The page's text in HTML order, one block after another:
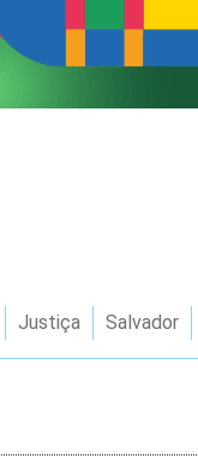
Justiça Salvador